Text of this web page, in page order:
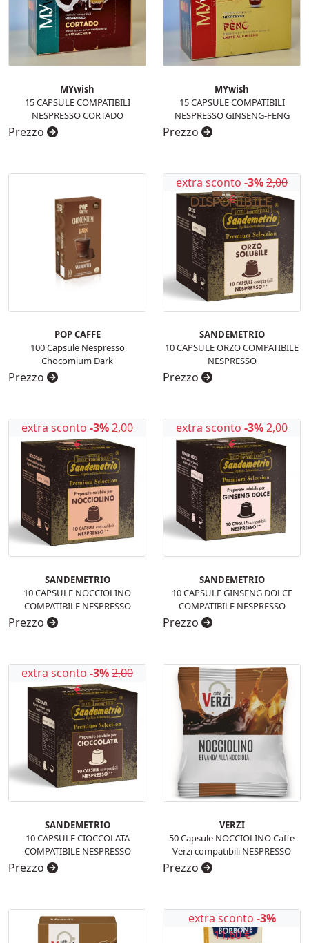
MYwish
15 CAPSULE COMPATIBILI
NESPRESSO CORTADO
Prezzo
MYwish
15 CAPSULE COMPATIBILI
NESPRESSO GINSENG-FENG
Prezzo
POP CAFFE
100 Capsule Nespresso
Chocomium Dark
Prezzo
Non
disponibile
extra sconto -3%2,00
€
SANDEMETRIO
10 CAPSULE ORZO COMPATIBILE
NESPRESSO
Prezzo
extra sconto -3%2,00
€
SANDEMETRIO
10 CAPSULE NOCCIOLINO
COMPATIBILE NESPRESSO
Prezzo
extra sconto -3%2,00
€
SANDEMETRIO
10 CAPSULE GINSENG DOLCE
COMPATIBILE NESPRESSO
Prezzo
extra sconto -3%2,00
€
SANDEMETRIO
10 CAPSULE CIOCCOLATA
COMPATIBILE NESPRESSO
Prezzo
VERZI
50 Capsule NOCCIOLINO Caffe
Verzi compatibili NESPRESSO
Prezzo
extra sconto -3%
11,60 €